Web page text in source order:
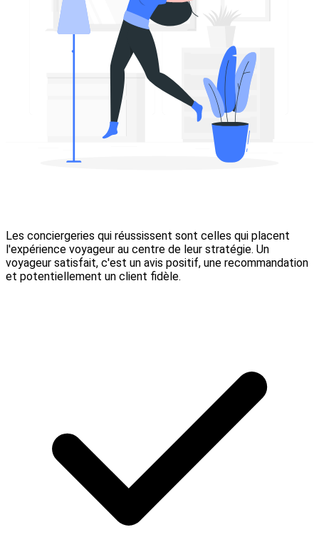
Les conciergeries qui réussissent sont celles qui placent
l'expérience voyageur au centre de leur stratégie. Un
voyageur satisfait, c'est un avis positif, une recommandation
et potentiellement un client fidèle.